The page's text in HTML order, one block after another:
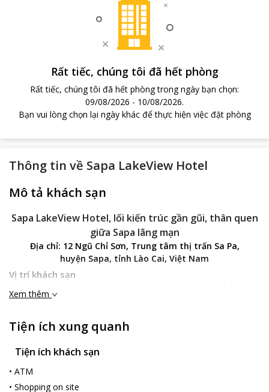
Rất tiếc, chúng tôi đã hết phòng
Rất tiếc, chúng tôi đã hết phòng trong ngày bạn chọn:
09/08/2026 - 10/08/2026.
Bạn vui lòng chọn lại ngày khác để thực hiện việc đặt phòng
Thông tin về Sapa LakeView Hotel
Mô tả khách sạn
Sapa LakeView Hotel, lối kiến trúc gần gũi, thân quen
giữa Sapa lãng mạn
Địa chỉ: 12 Ngũ Chỉ Sơn, Trung tâm thị trấn Sa Pa,
huyện Sapa, tỉnh Lào Cai, Việt Nam
Vị trí khách sạn
Chỉ Sơn - Trung tâm Sa Pa, Sapa LakeView Hotel cách Bến xe
m. Đặc biệt, Sapa LakeView Hotel nằm cách Ga Tàu Lào Cai
nằm 35 km là một điểm lý tưởng để tận hưởng chuyến du
ngoạn của bạn ở Sa Pa.
Đặc điểm khách sạn
Xem thêm
Tiện ích xung quanh
Tiện ích khách sạn
• ATM
• Shopping on site